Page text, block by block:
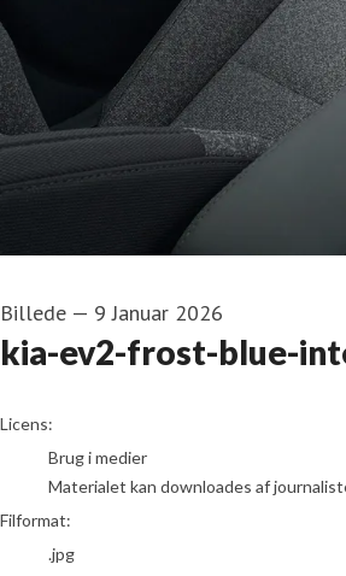
Billede — 9 Januar 2026
kia-ev2-frost-blue-
go to media item
Licens:
Brug i medier
Materialet kan downloades af
Filformat:
.jpg